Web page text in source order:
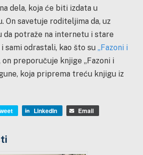
dela, koja će biti izdata u
On savetuje roditeljima da, uz
da potraže na internetu i stare
sami odrastali, kao što su „Fazoni i
on preporučuje knjige „Fazoni i
koja priprema treću knjigu iz
LinkedIn Email